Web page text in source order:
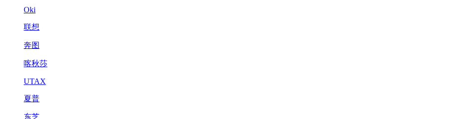
Oki
联想
奔图
喀秋莎
UTAX
夏普
东芝